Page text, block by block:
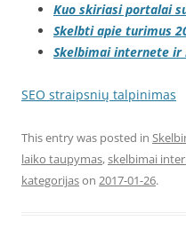
Kuo skiriasi portalai
Skelbti apie turimus
Skelbimai internete ir
SEO straipsnių talpinimas
This entry was posted in
laiko taupymas,skelbimai
kategorijason 2017-01-26.